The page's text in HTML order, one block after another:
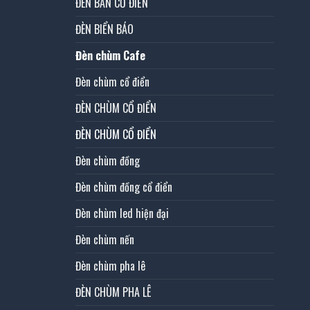
ĐÈN BIỂN BÁO
Đèn chùm Cafe
Đèn chùm cổ điển
ĐÈN CHÙM CỔ ĐIỂN
ĐÈN CHÙM CỔ ĐIỂN
Đèn chùm đồng
Đèn chùm đồng cổ điển
Đèn chùm led hiện đại
Đèn chùm nến
Đèn chùm pha lê
ĐÈN CHÙM PHA LÊ